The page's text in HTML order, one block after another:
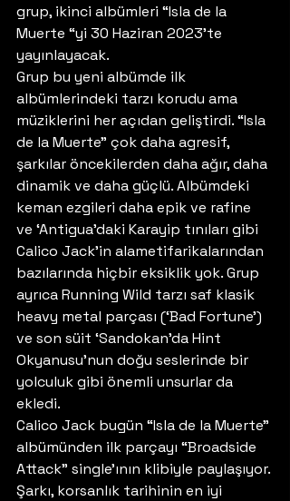
grup, ikinci albümleri “Isla de la
Muerte “yi 30 Haziran 2023’te
yayınlayacak.
Grup bu yeni albümde ilk
albümlerindeki tarzı korudu ama
müziklerini her açıdan geliştirdi. “Isla
de la Muerte” çok daha agresif,
şarkılar öncekilerden daha ağır, daha
dinamik ve daha güçlü. Albümdeki
keman ezgileri daha epik ve rafine
ve ‘Antigua’daki Karayip tınıları gibi
Calico Jack’in alametifarikalarından
bazılarında hiçbir eksiklik yok. Grup
ayrıca Running Wild tarzı saf klasik
heavy metal parçası (‘Bad Fortune’)
ve son süit ‘Sandokan’da Hint
Okyanusu’nun doğu seslerinde bir
yolculuk gibi önemli unsurlar da
ekledi.
Calico Jack bugün “Isla de la Muerte”
albümünden ilk parçayı “Broadside
Attack” single’ının klibiyle paylaşıyor.
Şarkı, korsanlık tarihinin en iyi